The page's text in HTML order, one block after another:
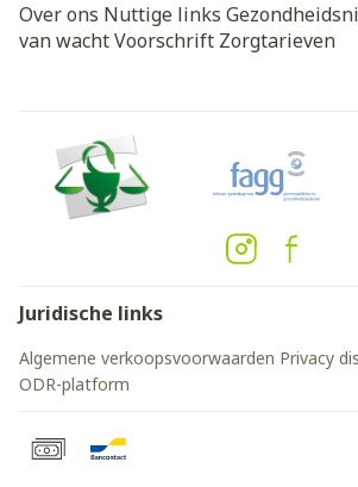
Over ons Nuttige links
van wachtVoorschrift Zorgtarieven
Juridische links
Algemene verkoopsvoorwaarden Privacy
ODR-platform